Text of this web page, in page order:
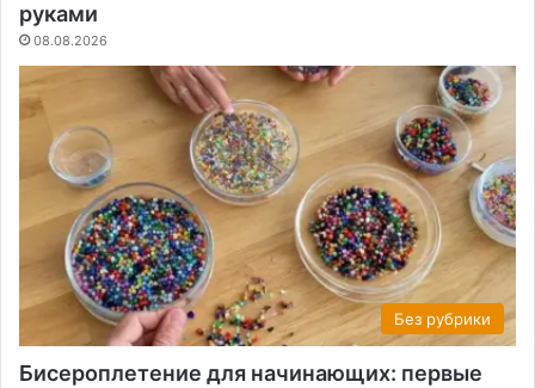
руками
08.08.2026
Без рубрики
Бисероплетение для начинающих: первые